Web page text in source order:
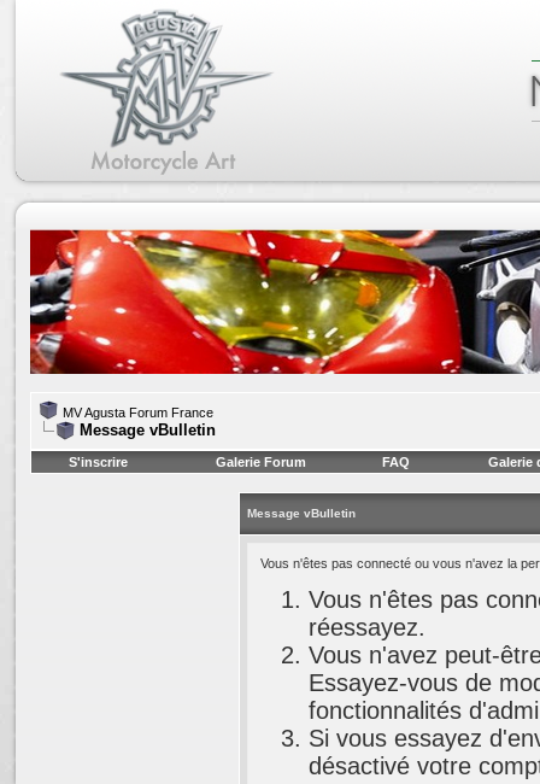
MV Agusta Forum France
Message vBulletin
S'inscrire Galerie Forum FAQ Galerie
Message vBulletin
Vous n'êtes pas connecté ou vous n'avez la
Vous n'êtes pas
réessayez.
Vous n'avez peut-
Essayez-vous de
fonctionnalités
Si vous essayez
désactivé votre